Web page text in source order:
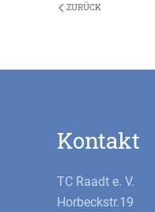
ZURÜCK
Kontakt
TC Raadt e. V.
Horbeckstr.19